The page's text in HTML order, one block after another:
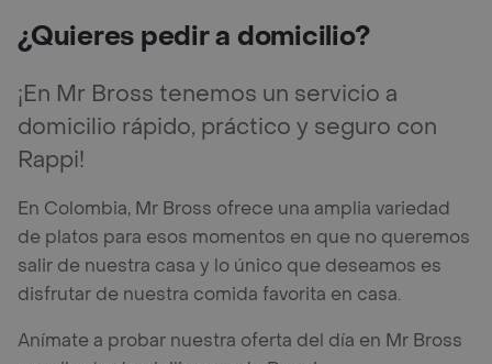
¿Quieres pedir a domicilio?
¡En Mr Bross tenemos un servicio a
domicilio rápido, práctico y seguro con
Rappi!
En Colombia, Mr Bross ofrece una amplia variedad
de platos para esos momentos en que no queremos
salir de nuestra casa y lo único que deseamos es
disfrutar de nuestra comida favorita en casa.
Anímate a probar nuestra oferta del día en Mr Bross